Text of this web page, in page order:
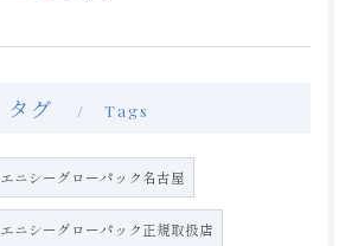
タグ Tags
エニシーグローパック名古屋
エニシーグローパック正規取扱店